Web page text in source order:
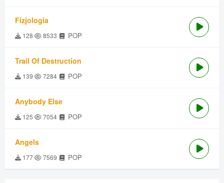
Fizjologia
128 8533 POP
Trail Of Destruction
139 7284 POP
Anybody Else
125 7054 POP
Angels
177 7569 POP